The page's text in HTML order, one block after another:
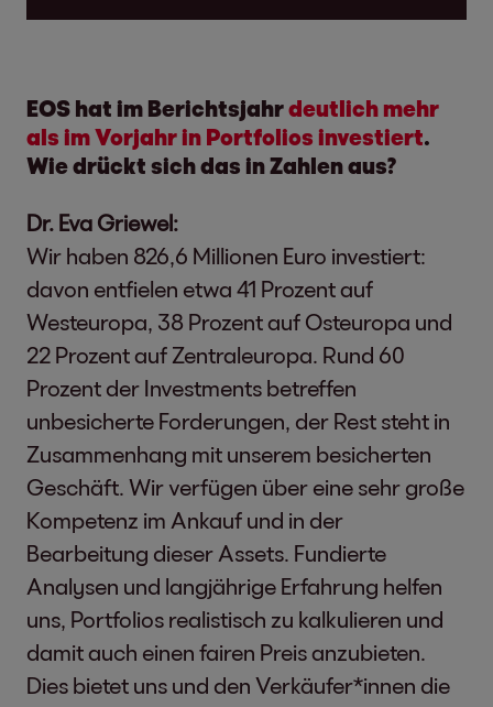
EOS hat im Berichtsjahrdeutlich mehr
als im Vorjahr in Portfolios investiert.
Wie drückt sich das in Zahlen aus?
Dr. Eva Griewel:
Wir haben 826,6 Millionen Euro investiert:
davon entfielen etwa 41 Prozent auf
Westeuropa, 38 Prozent auf Osteuropa und
22 Prozent auf Zentraleuropa. Rund 60
Prozent der Investments betreffen
unbesicherte Forderungen, der Rest steht in
Zusammenhang mit unserem besicherten
Geschäft. Wir verfügen über eine sehr große
Kompetenz im Ankauf und in der
Bearbeitung dieser Assets. Fundierte
Analysen und langjährige Erfahrung helfen
uns, Portfolios realistisch zu kalkulieren und
damit auch einen fairen Preis anzubieten.
Dies bietet uns und den Verkäufer*innen die